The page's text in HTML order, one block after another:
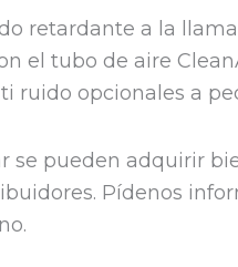
retardante a la
el tubo de aire
ruido opcionales a
se pueden adquirir
Pídenos